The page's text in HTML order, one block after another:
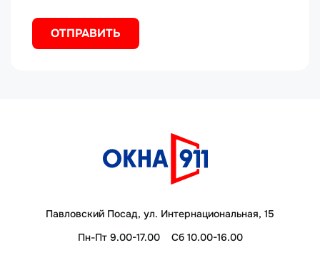
Павловский Посад, ул. Интернациональная, 15
Пн-Пт 9.00-17.00
Сб 10.00-16.00